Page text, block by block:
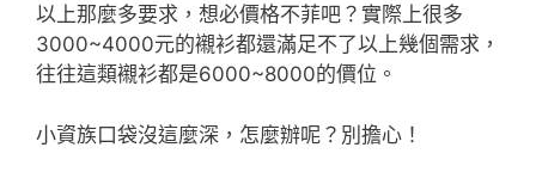
以上那麼多要求，想必價格不菲吧？實際上很多
3000~4000元的襯衫都還滿足不了以上幾個需求，
往往這類襯衫都是6000~8000的價位。
小資族口袋沒這麼深，怎麼辦呢？別擔心！